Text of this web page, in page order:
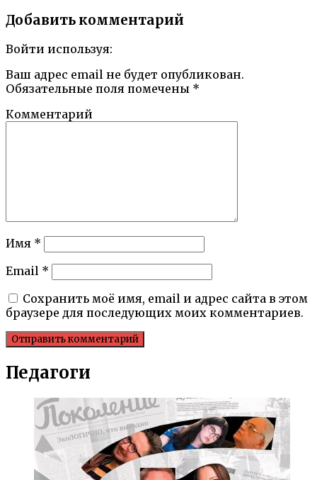
Добавить комментарий
Войти используя:
Ваш адрес email не будет опубликован.
Обязательные поля помечены *
Комментарий
Имя *
Email *
Сохранить моё имя, email и адрес сайта в этом
браузере для последующих моих комментариев.
Педагоги